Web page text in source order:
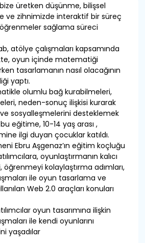
üretken düşünme, bilişsel
ve zihnimizde interaktif bir süreç
öğrenmeler sağlama süreci
atölye çalışmaları kapsamında
oyun içinde matematiği
tasarlamanın nasıl olacağının
yaptı.
olumlu bağ kurabilmeleri,
neden-sonuç ilişkisi kurarak
sosyalleşmelerini desteklemek
eğitime, 10-14 yaş arası ,
ilgi duyan çocuklar katıldı.
Ebru Aşgenaz’ın eğitim koçluğu
oyunlaştırmanın kalıcı
kolaylaştırma adımları,
ile oyun tasarlama ve
Web 2.0 araçları konuları
oyun tasarımına ilişkin
ile kendi oyunlarını
yaşadılar